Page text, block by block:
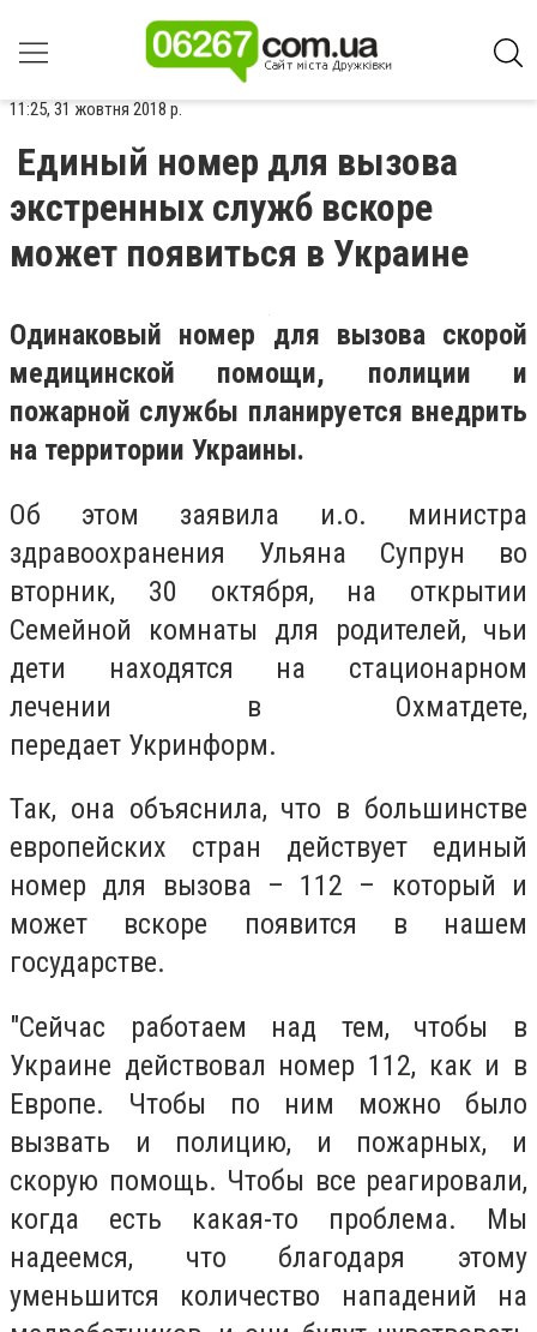
11:25, 31 жовтня 2018 р.
Единый номер для вызова
экстренных служб вскоре
может появиться в Украине
Одинаковый номер для вызова скорой
медицинской помощи, полиции и
пожарной службы планируется внедрить
на территории Украины.
Об этом заявила и.о. министра
здравоохранения Ульяна Супрун во
вторник, 30 октября, на открытии
Семейной комнаты для родителей, чьи
дети находятся на стационарном
лечении в Охматдете,
передает Укринформ.
Так, она объяснила, что в большинстве
европейских стран действует единый
номер для вызова – 112 – который и
может вскоре появится в нашем
государстве.
"Сейчас работаем над тем, чтобы в
Украине действовал номер 112, как и в
Европе. Чтобы по ним можно было
вызвать и полицию, и пожарных, и
скорую помощь. Чтобы все реагировали,
когда есть какая-то проблема. Мы
надеемся, что благодаря этому
уменьшится количество нападений на